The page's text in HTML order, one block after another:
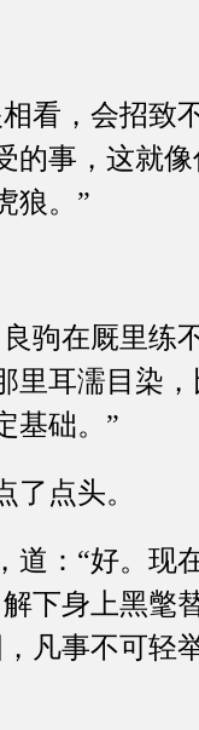
，会招致
的事，这就
狼。”
驹在厩里练
里耳濡目染
基础。”
点头。
：“好。现
下身上黑氅
凡事不可轻